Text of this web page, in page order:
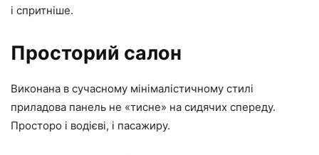
і спритніше.
Просторий салон
Виконана в сучасному мінімалістичному стилі
приладова панель не «тисне» на сидячих спереду.
Просторо і водієві, і пасажиру.